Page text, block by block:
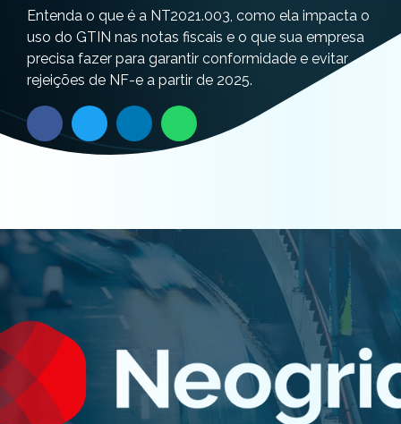
Entenda o que é a NT2021.003, como ela impacta o
uso do GTIN nas notas fiscais e o que sua empresa
precisa fazer para garantir conformidade e evitar
rejeições de NF-e a partir de 2025.